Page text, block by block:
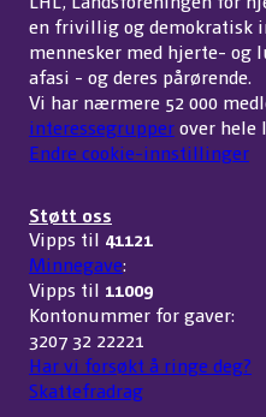
en frivillig og demokratisk
mennesker med hjerte- og
afasi - og deres pårørende.
Vi har nærmere 52 000
interessegrupperover hele
Endre cookie-innstillinger
Støtt oss
Vipps til 41121
Minnegave:
Vipps til 11009
Kontonummer for gaver:
3207 32 22221
Har vi forsøkt å ringe deg?
Skattefradrag